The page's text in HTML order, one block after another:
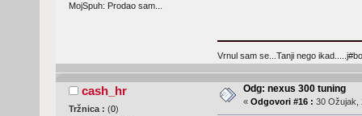
MojSpuh: Prodao sam...
Vrnul sam se...Tanji nego
cash_hr
Tržnica : (0)
Odg: nexus 300 tuning
« Odgovori #16 : 30 Ožujak,